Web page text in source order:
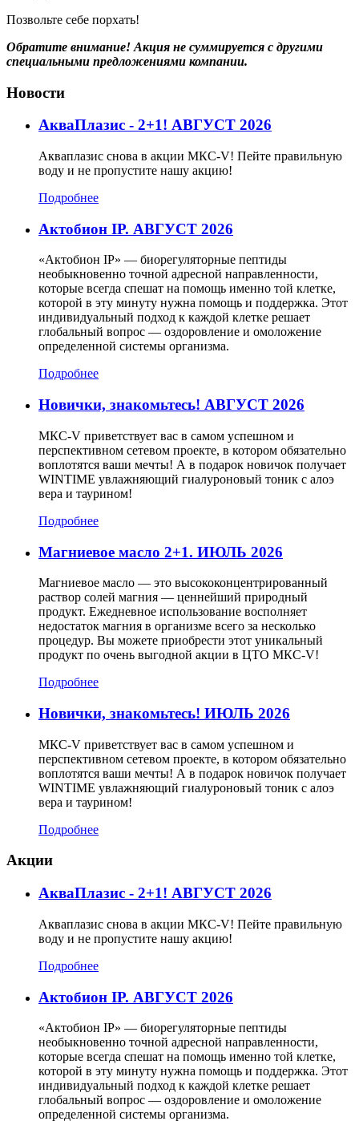
Позвольте себе порхать!
Обратите внимание! Акция не суммируется с другими
специальными предложениями компании.
Новости
АкваПлазис - 2+1! АВГУСТ 2026
Акваплазис снова в акции МКС-V! Пейте правильную
воду и не пропустите нашу акцию!
Подробнее
Актобион IP. АВГУСТ 2026
«Актобион IP» — биорегуляторные пептиды
необыкновенно точной адресной направленности,
которые всегда спешат на помощь именно той клетке,
которой в эту минуту нужна помощь и поддержка. Этот
индивидуальный подход к каждой клетке решает
глобальный вопрос — оздоровление и омоложение
определенной системы организма.
Подробнее
Новички, знакомьтесь! АВГУСТ 2026
МКС-V приветствует вас в самом успешном и
перспективном сетевом проекте, в котором обязательно
воплотятся ваши мечты! А в подарок новичок получает
WINTIME увлажняющий гиалуроновый тоник с алоэ
вера и таурином!
Подробнее
Магниевое масло 2+1. ИЮЛЬ 2026
Магниевое масло — это высококонцентрированный
раствор солей магния — ценнейший природный
продукт. Ежедневное использование восполняет
недостаток магния в организме всего за несколько
процедур. Вы можете приобрести этот уникальный
продукт по очень выгодной акции в ЦТО МКС-V!
Подробнее
Новички, знакомьтесь! ИЮЛЬ 2026
МКС-V приветствует вас в самом успешном и
перспективном сетевом проекте, в котором обязательно
воплотятся ваши мечты! А в подарок новичок получает
WINTIME увлажняющий гиалуроновый тоник с алоэ
вера и таурином!
Подробнее
Акции
АкваПлазис - 2+1! АВГУСТ 2026
Акваплазис снова в акции МКС-V! Пейте правильную
воду и не пропустите нашу акцию!
Подробнее
Актобион IP. АВГУСТ 2026
«Актобион IP» — биорегуляторные пептиды
необыкновенно точной адресной направленности,
которые всегда спешат на помощь именно той клетке,
которой в эту минуту нужна помощь и поддержка. Этот
индивидуальный подход к каждой клетке решает
глобальный вопрос — оздоровление и омоложение
определенной системы организма.